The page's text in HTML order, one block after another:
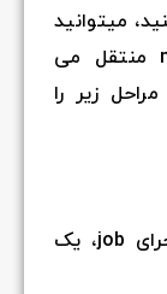
میتوانید
test را دقیقا زمانی که به master منتقل می
زیر را
برای تعیین کردن یک stage برای اجرای job، یک